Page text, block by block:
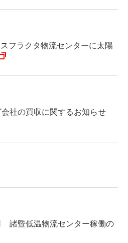
フラクタ物流センターに太陽
社の買収に関するお知らせ
諸曁低温物流センター稼働の